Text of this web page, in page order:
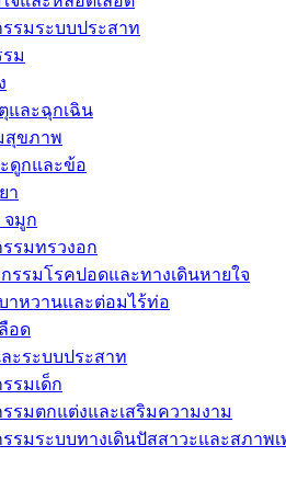
รมระบบประสาท
ม
และฉุกเฉิน
สุขภาพ
ดูกและข้อ
า
มูก
รมทรวงอก
รรมโรคปอดและทางเดินหายใจ
าหวานและต่อมไร้ท่อ
อด
ะระบบประสาท
รมเด็ก
รมตกแต่งและเสริมความงาม
รมระบบทางเดินปัสสาวะและสภาพเ